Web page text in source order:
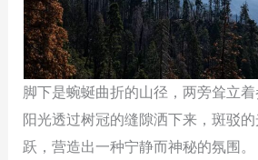
脚下是蜿蜒曲折的山径，两旁耸立着
阳光透过树冠的缝隙洒下来，斑驳
跃，营造出一种宁静而神秘的氛围。